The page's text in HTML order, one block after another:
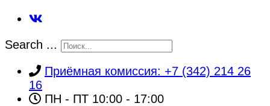
Search ...
Приёмная комиссия: +7 (342) 214 26
16
ПН - ПТ 10:00 - 17:00